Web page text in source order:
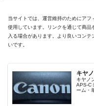
当サイトでは、運営維持のためにア
使用しています。リンクを通じて商
入る場合があります。より良いコン
いです。
キヤ
キヤノ
APS-C
ーム・